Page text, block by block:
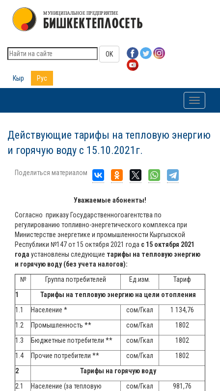
OK
Кыр Рус
Toggle
Действующие тарифы на тепловую энергию
и горячую воду с 15.10.2021г.
Поделиться материалом
Уважаемые абоненты!
Согласно приказу Государственногоагентства по
регулированию топливно-энергетического комплекса при
Министерстве энергетике и промышленности Кыргызской
Республики №147 от 15 октября 2021 года с 15 октября 2021
года установлены следующие тарифы на тепловую энергию
и горячую воду (без учета налогов):
№
Группа потребителей Ед.изм.
Тариф
1
Тарифы на тепловую энергию на цели отопления
1.1
Население * сом/Гкал
1 134,76
1.2
Промышленность ** сом/Гкал
1802
1.3
Бюджетные потребители ** сом/Гкал
1802
1.4
Прочие потребители ** сом/Гкал
1802
2
Тарифы на горячую воду
2.1
Население (за тепловую
сом/Гкал 981,76